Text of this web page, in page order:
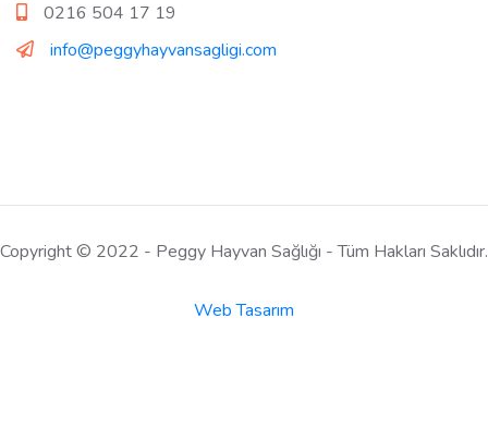
0216 504 17 19
info@peggyhayvansagligi.com
Copyright © 2022 - Peggy Hayvan Sağlığı - Tüm Hakları Saklıdır.
Web Tasarım